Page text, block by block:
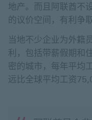
地产。而且阿联酋不
的议价空间，有利争
当地不少企业为外籍
利，包括带薪假期和
密的城市，每年平均
远比全球平均工资